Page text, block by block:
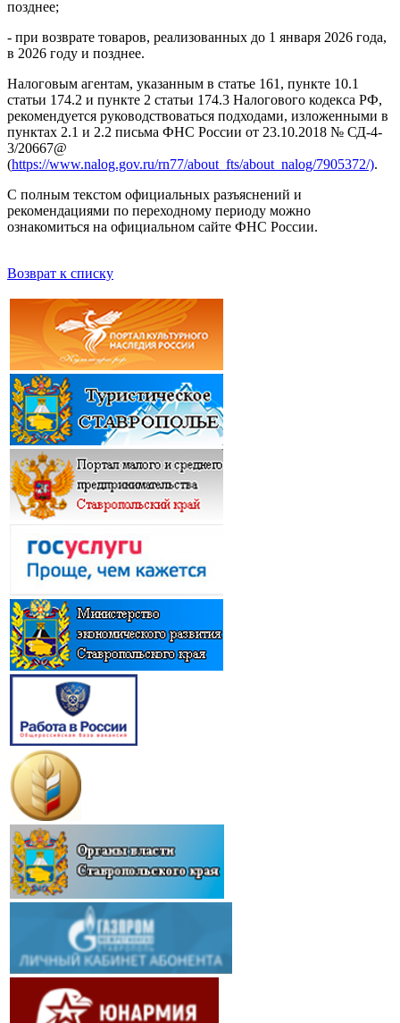
позднее;
- при возврате товаров, реализованных до 1 января 2026 года,
в 2026 году и позднее.
Налоговым агентам, указанным в статье 161, пункте 10.1
статьи 174.2 и пункте 2 статьи 174.3 Налогового кодекса РФ,
рекомендуется руководствоваться подходами, изложенными в
пунктах 2.1 и 2.2 письма ФНС России от 23.10.2018 № СД-4-
3/20667@
(https://www.nalog.gov.ru/rn77/about_fts/about_nalog/7905372/).
С полным текстом официальных разъяснений и
рекомендациями по переходному периоду можно
ознакомиться на официальном сайте ФНС России.
Возврат к списку